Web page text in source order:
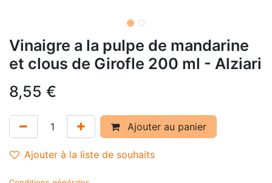
Vinaigre a la pulpe de mandarine
et clous de Girofle 200 ml - Alziari
8,55 €
Ajouter au panier
Ajouter à la liste de souhaits